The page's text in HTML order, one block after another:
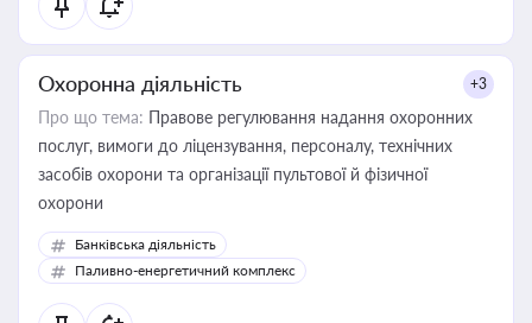
Охоронна діяльність +3
Про що тема: Правове регулювання надання охоронних
послуг, вимоги до ліцензування, персоналу, технічних
засобів охорони та організації пультової й фізичної
охорони
Банківська діяльність
Паливно-енергетичний комплекс